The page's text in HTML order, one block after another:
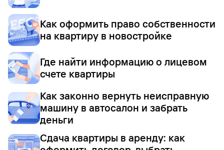
Как оформить право собственности
на квартиру в новостройке
Где найти информацию о лицевом
счете квартиры
Как законно вернуть неисправную
машину в автосалон и забрать
деньги
Сдача квартиры в аренду: как